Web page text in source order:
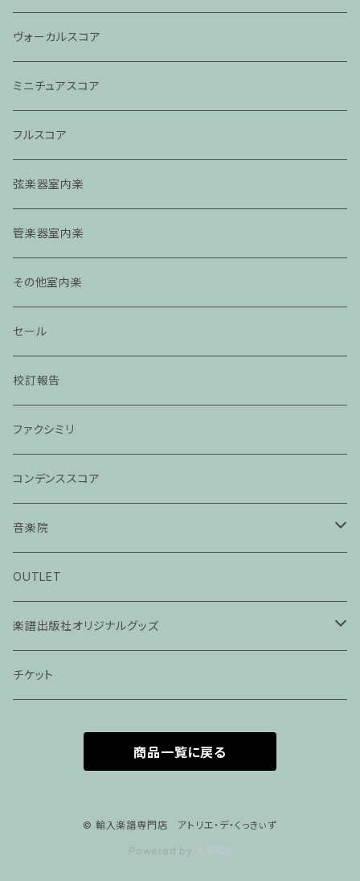
ヴォーカルスコア
ミニチュアスコア
フルスコア
弦楽器室内楽
管楽器室内楽
その他室内楽
セール
校訂報告
ファクシミリ
コンデンススコア
音楽院
ピアノ科３０分レッスン
ピアノ科４５分レッスン
家族割プラン
家族割適用プラン2
声楽ピアノ４５分レッスン
ヴァイオリンピアノ６０分レッスン
OUTLET
楽譜出版社オリジナルグッズ
アパレル
チケット
商品一覧に戻る
© 輸入楽譜専門店 アトリエ・デ・くっきぃず
Powered by